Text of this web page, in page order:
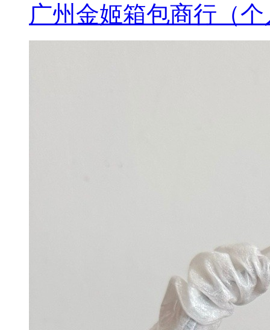
广州金姬箱包商行（